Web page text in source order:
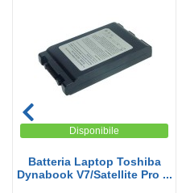
Disponibile
Batteria Laptop Toshiba
Dynabook V7/Satellite Pro ...